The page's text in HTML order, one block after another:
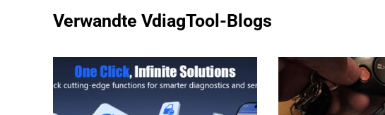
Verwandte VdiagTool-Blogs